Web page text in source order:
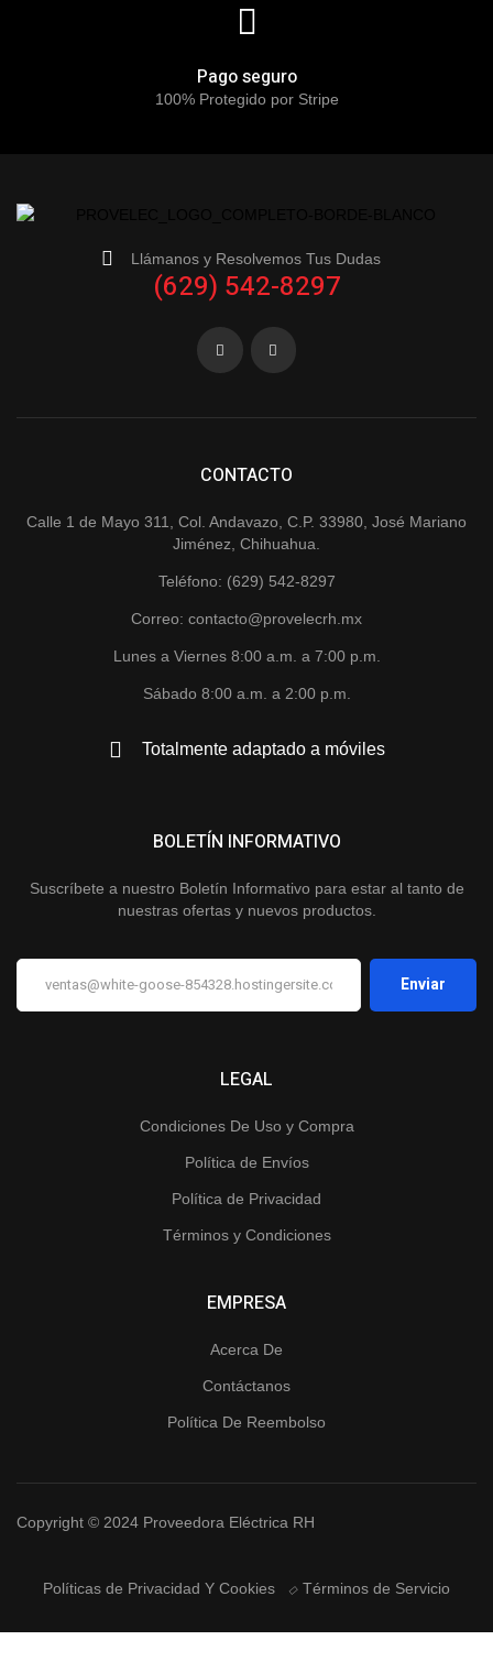
Pago seguro
100% Protegido por Stripe
Llámanos y Resolvemos Tus Dudas
(629) 542-8297
CONTACTO
Calle 1 de Mayo 311, Col. Andavazo, C.P. 33980, José Mariano
Jiménez, Chihuahua.
Teléfono: (629) 542-8297
Correo: contacto@provelecrh.mx
Lunes a Viernes 8:00 a.m. a 7:00 p.m.
Sábado 8:00 a.m. a 2:00 p.m.
Totalmente adaptado a móviles
LEGAL
Condiciones De Uso y Compra
Política de Envíos
Política de Privacidad
Términos y Condiciones
EMPRESA
Acerca De
Contáctanos
Política De Reembolso
BOLETÍN INFORMATIVO
Suscríbete a nuestro Boletín Informativo para estar al tanto de
nuestras ofertas y nuevos productos.
Copyright © 2024 Proveedora Eléctrica RH
Políticas de Privacidad Y Cookies Términos de Servicio